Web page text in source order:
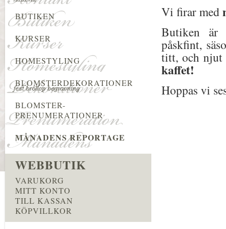
Vi firar med
Butiken är
påskfint,
titt, och njut
kaffet!
Hoppas vi
BUTIKEN
KURSER
HOMESTYLING
BLOMSTERDEKORATIONER
BLOMSTER-
PRENUMERATIONER
MÅNADENS REPORTAGE
WEBBUTIK
VARUKORG
MITT KONTO
TILL KASSAN
KÖPVILLKOR